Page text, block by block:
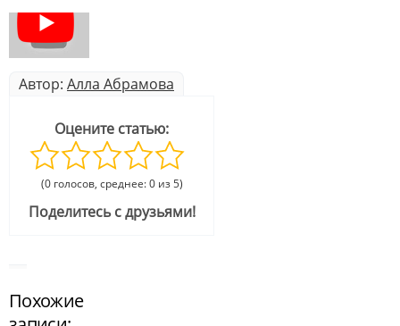
Автор: Алла Абрамова
Оцените статью:
(0 голосов, среднее: 0 из 5)
Поделитесь с друзьями!
Похожие